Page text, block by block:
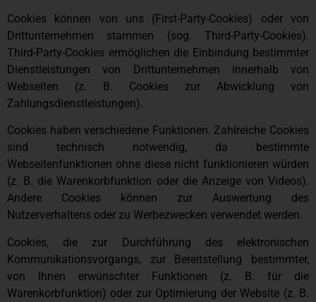
Cookies können von uns (First-Party-Cookies) oder von
Drittunternehmen stammen (sog. Third-Party-Cookies).
Third-Party-Cookies ermöglichen die Einbindung bestimmter
Dienstleistungen von Drittunternehmen innerhalb von
Webseiten (z. B. Cookies zur Abwicklung von
Zahlungsdienstleistungen).
Cookies haben verschiedene Funktionen. Zahlreiche Cookies
sind technisch notwendig, da bestimmte
Webseitenfunktionen ohne diese nicht funktionieren würden
(z. B. die Warenkorbfunktion oder die Anzeige von Videos).
Andere Cookies können zur Auswertung des
Nutzerverhaltens oder zu Werbezwecken verwendet werden.
Cookies, die zur Durchführung des elektronischen
Kommunikationsvorgangs, zur Bereitstellung bestimmter,
von Ihnen erwünschter Funktionen (z. B. für die
Warenkorbfunktion) oder zur Optimierung der Website (z. B.